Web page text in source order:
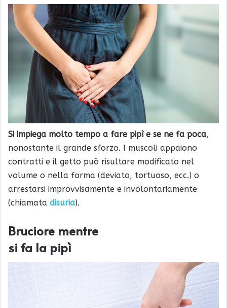
Si impiega molto tempo a fare pipì e se ne fa poca,
nonostante il grande sforzo. I muscoli appaiono
contratti e il getto può risultare modificato nel
volume o nella forma (deviato, tortuoso, ecc.) o
arrestarsi improvvisamente e involontariamente
(chiamata disuria).
Bruciore mentre
si fa la pipì